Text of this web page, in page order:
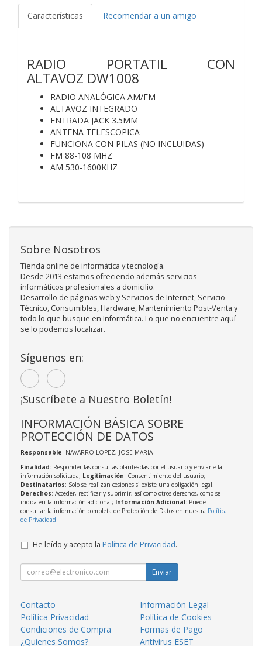
Características Recomendar a un amigo
RADIO PORTATIL CON
ALTAVOZ DW1008
RADIO ANALÓGICA AM/FM
ALTAVOZ INTEGRADO
ENTRADA JACK 3.5MM
ANTENA TELESCOPICA
FUNCIONA CON PILAS (NO INCLUIDAS)
FM 88-108 MHZ
AM 530-1600KHZ
Sobre Nosotros
Tienda online de informática y tecnología.
Desde 2013 estamos ofreciendo además servicios
informáticos profesionales a domicilio.
Desarrollo de páginas web y Servicios de Internet, Servicio
Técnico, Consumibles, Hardware, Mantenimiento Post-Venta y
todo lo que busque en Informática. Lo que no encuentre aquí
se lo podemos localizar.
Síguenos en:
¡Suscríbete a Nuestro Boletín!
INFORMACIÓN BÁSICA SOBRE
PROTECCIÓN DE DATOS
Responsable: NAVARRO LOPEZ, JOSE MARIA
Finalidad: Responder las consultas planteadas por el usuario y enviarle la
información solicitada; Legitimación: Consentimiento del usuario;
Destinatarios: Solo se realizan cesiones si existe una obligación legal;
Derechos: Acceder, rectificar y suprimir, así como otros derechos, como se
indica en la información adicional; Información Adicional: Puede
consultar la información completa de Protección de Datos en nuestra Política
de Privacidad
He leído y acepto la Política de Privacidad.
Enviar
Contacto
Información Legal
Política Privacidad
Política de Cookies
Condiciones de Compra
Formas de Pago
¿Quienes Somos?
Antivirus ESET